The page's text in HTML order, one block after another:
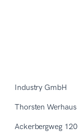
Industry GmbH
Thorsten Werhaus
Ackerbergweg 120